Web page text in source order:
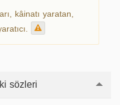
kâinatı yaratan,
sözleri